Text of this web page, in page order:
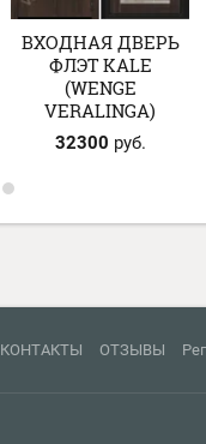
ВХОДНАЯ ДВЕРЬ
ФЛЭТ KALE
(WENGE
VERALINGA)
32300 руб.
КОНТАКТЫ ОТЗЫВЫ